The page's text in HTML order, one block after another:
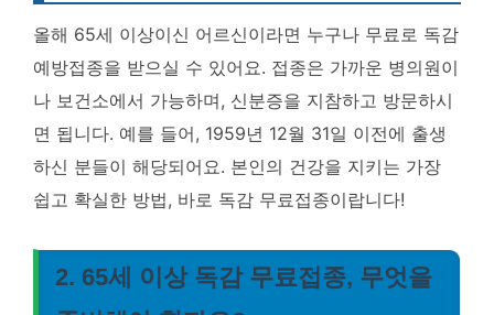
올해 65세 이상이신 어르신이라면 누구나 무료로 독감
예방접종을 받으실 수 있어요. 접종은 가까운 병의원이
나 보건소에서 가능하며, 신분증을 지참하고 방문하시
면 됩니다. 예를 들어, 1959년 12월 31일 이전에 출생
하신 분들이 해당되어요. 본인의 건강을 지키는 가장
쉽고 확실한 방법, 바로 독감 무료접종이랍니다!
2. 65세 이상 독감 무료접종, 무엇을